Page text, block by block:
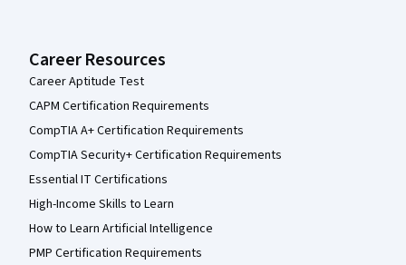
Career Resources
Career Aptitude Test
CAPM Certification Requirements
CompTIA A+ Certification Requirements
CompTIA Security+ Certification Requirements
Essential IT Certifications
High-Income Skills to Learn
How to Learn Artificial Intelligence
PMP Certification Requirements